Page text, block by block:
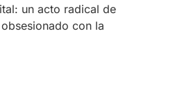
un acto radical de
con la